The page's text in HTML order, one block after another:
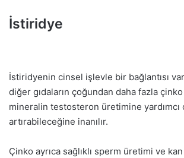
İstiridye
İstiridyenin cinsel işlevle bir bağlantısı
diğer gıdaların çoğundan daha fazla
mineralin testosteron üretimine yardımcı
artırabileceğine inanılır.
Çinko ayrıca sağlıklı sperm üretimi ve